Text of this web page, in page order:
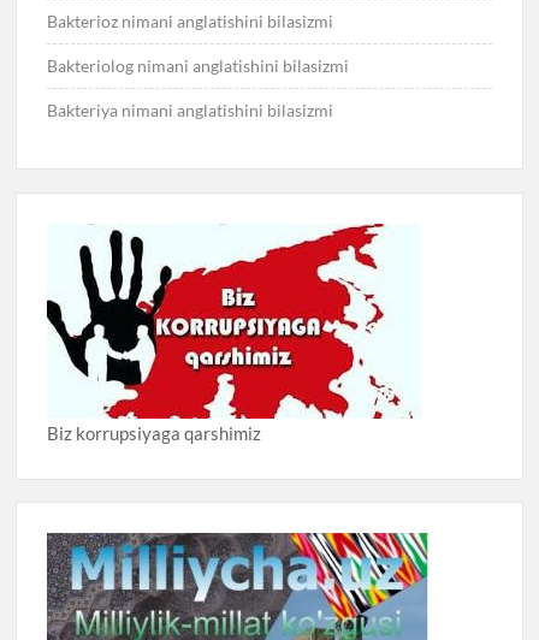
Bakterioz nimani anglatishini bilasizmi
Bakteriolog nimani anglatishini bilasizmi
Bakteriya nimani anglatishini bilasizmi
Biz korrupsiyaga qarshimiz